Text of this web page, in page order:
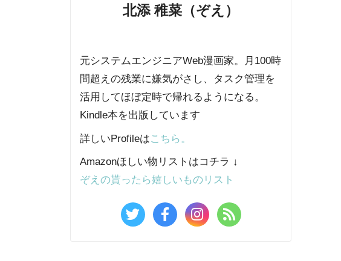
北添 稚菜（ぞえ）
元システムエンジニアWeb漫画家。月100時
間超えの残業に嫌気がさし、タスク管理を
活用してほぼ定時で帰れるようになる。
Kindle本を出版しています
詳しいProfileはこちら。
Amazonほしい物リストはコチラ ↓
ぞえの貰ったら嬉しいものリスト